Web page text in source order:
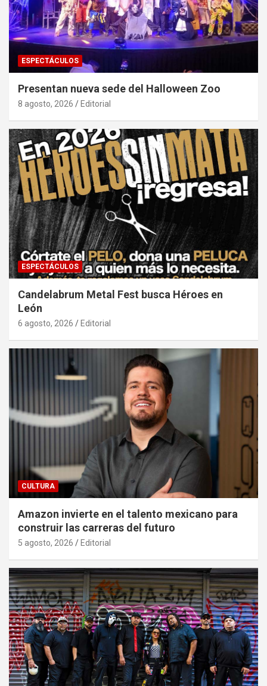
ESPECTÁCULOS
Presentan nueva sede del Halloween Zoo
8 agosto, 2026 Editorial
ESPECTÁCULOS
Candelabrum Metal Fest busca Héroes en
León
6 agosto, 2026 Editorial
CULTURA
Amazon invierte en el talento mexicano para
construir las carreras del futuro
5 agosto, 2026 Editorial